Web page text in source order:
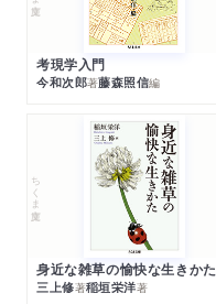
考現学入門
今和次郎著藤森照信編
ちくま文庫
身近な雑草の愉快な生きかた
三上修著稲垣栄洋著